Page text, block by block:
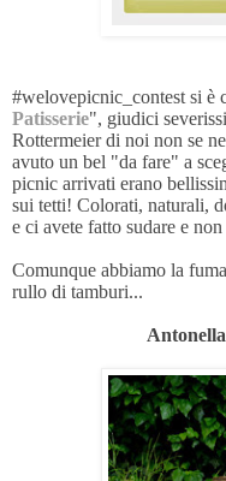
#welovepicnic_contest si è
Patisserie", giudici
Rottermeier di noi non se
avuto un bel "da fare" a
picnic arrivati erano
sui tetti! Colorati, naturali,
e ci avete fatto sudare e
Comunque abbiamo la
rullo di tamburi...